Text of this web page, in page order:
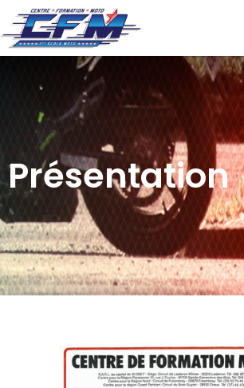
Présentation